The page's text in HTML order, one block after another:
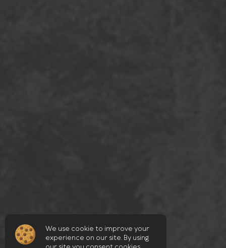
We use cookie to improve your
experience on our site. By using